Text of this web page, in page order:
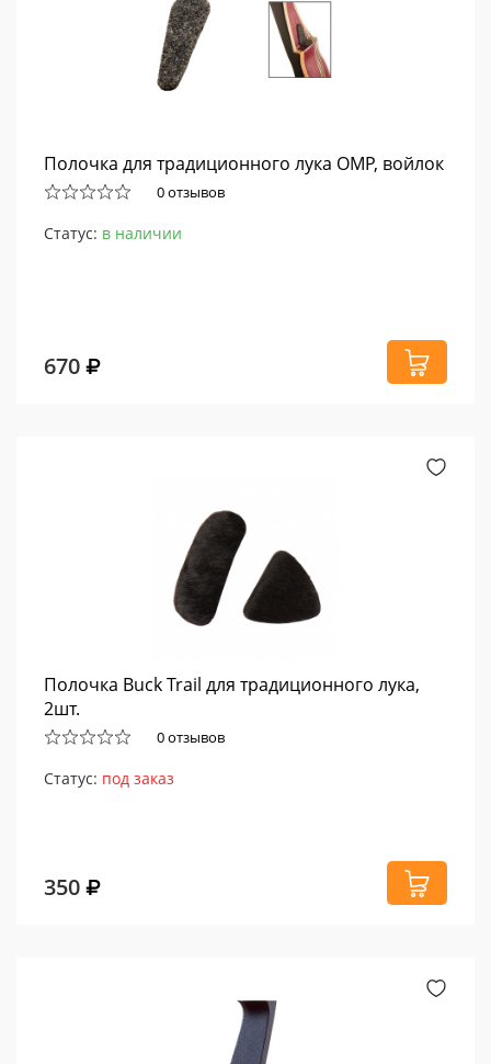
Полочка для традиционного лука OMP, войлок
0 отзывов
Статус: в наличии
670
Полочка Buck Trail для традиционного лука,
2шт.
0 отзывов
Статус: под заказ
350